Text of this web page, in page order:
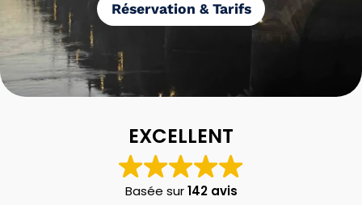
Réservation & Tarifs
EXCELLENT
Basée sur142 avis